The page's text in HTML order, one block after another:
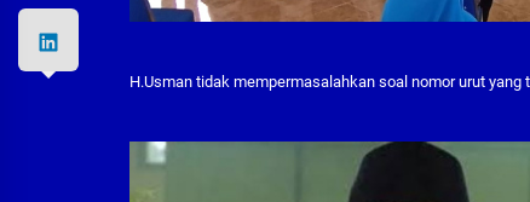
H.Usman tidak mempermasalahkan soal nomor urut yang